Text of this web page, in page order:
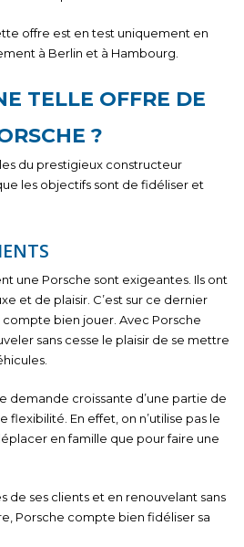
offre est en test uniquement en
à Berlin et à Hambourg.
TELLE OFFRE DE
?
du prestigieux constructeur
les objectifs sont de fidéliser et
une Porsche sont exigeantes. Ils ont
et de plaisir. C’est sur ce dernier
bien jouer. Avec Porsche
sans cesse le plaisir de se mettre
demande croissante d’une partie de
flexibilité. En effet, on n’utilise pas le
en famille que pour faire une
de ses clients et en renouvelant sans
Porsche compte bien fidéliser sa